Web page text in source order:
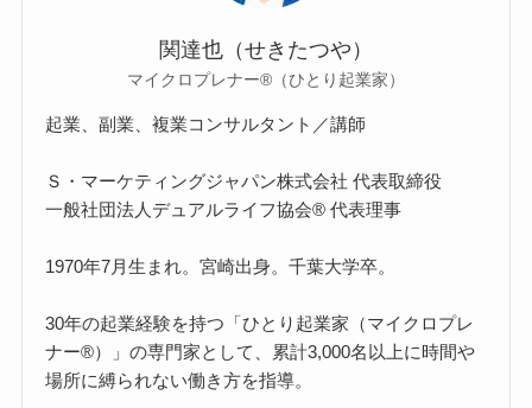
関達也（せきたつや）
マイクロプレナー®（ひとり起業家）
起業、副業、複業コンサルタント／講師
Ｓ・マーケティングジャパン株式会社 代表取締役
一般社団法人デュアルライフ協会® 代表理事
1970年7月生まれ。宮崎出身。千葉大学卒。
30年の起業経験を持つ「ひとり起業家（マイクロプレ
ナー®）」の専門家として、累計3,000名以上に時間や
場所に縛られない働き方を指導。